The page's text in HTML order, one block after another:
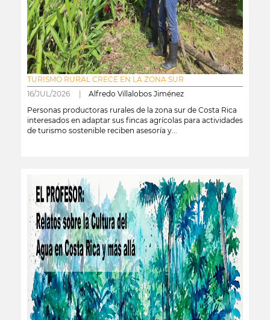
TURISMO RURAL CRECE EN LA ZONA SUR
16/JUL/2026 | Alfredo Villalobos Jiménez
Personas productoras rurales de la zona sur de Costa Rica
interesados en adaptar sus fincas agrícolas para actividades
de turismo sostenible reciben asesoría y...